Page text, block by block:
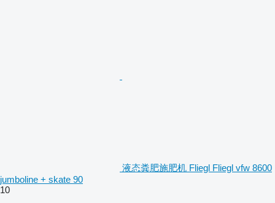
液态粪肥施肥机 Fliegl Fliegl vfw 8600
jumboline + skate 90
10